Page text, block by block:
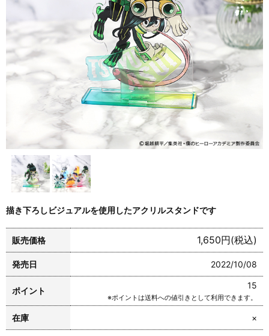
描き下ろしビジュアルを使用したアクリルスタンドです
販売価格 1,650円(税込)
発売日 2022/10/08
ポイント
15
※ポイントは送料への値引きとして利用できます。
在庫 ×